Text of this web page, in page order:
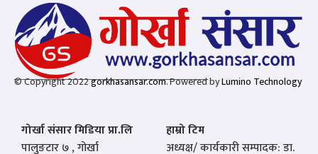
© Copyright 2022gorkhasansar.com. Powered byLumino Technology
गोर्खा संसार मिडिया प्रा.लि
पालुङटार ७ , गोर्खा
हाम्रो टिम
अध्यक्ष/ कार्यकारी सम्पादक: डा.